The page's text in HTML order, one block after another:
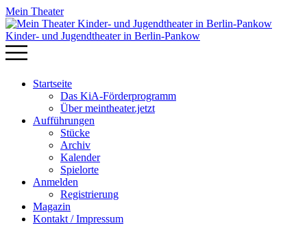
Mein Theater
Kinder- und Jugendtheater in Berlin‑Pankow
Startseite
Das KiA-Förderprogramm
Über meintheater.jetzt
Aufführungen
Stücke
Archiv
Kalender
Spielorte
Anmelden
Registrierung
Magazin
Kontakt / Impressum